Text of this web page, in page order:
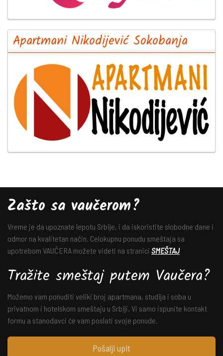
Apartmani Nikodijević Sokobanja
Zašto sa vaučerom?
Vreme je da upoznate lepotu Srbije, i da iskoristite slobodne dane i
odmor na kvalitetan način. Celokupnu ponudu smeštaja sa
upotrebom VAUČERA možete videti na stranici SMEŠTAJ
Tražite smeštaj putem Vaučera?
Možemo vam ponuditi veliki broj apartmana, studija i soba u
privatnom i hotelskom smeštaju u Srbiji. Vi samo ispunite kontakt
formu a stanodavci će vam poslati svoje ponude.
Pošalji upit